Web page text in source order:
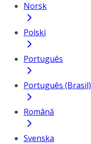
Norsk
Polski
Português
Português (Brasil)
Română
Svenska